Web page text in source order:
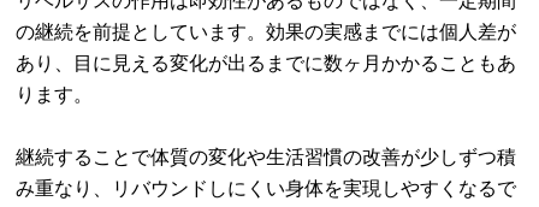
の継続を前提としています。効果の実感までには個人差が
あり、目に見える変化が出るまでに数ヶ月かかることもあ
ります。
継続することで体質の変化や生活習慣の改善が少しずつ積
み重なり、リバウンドしにくい身体を実現しやすくなるで